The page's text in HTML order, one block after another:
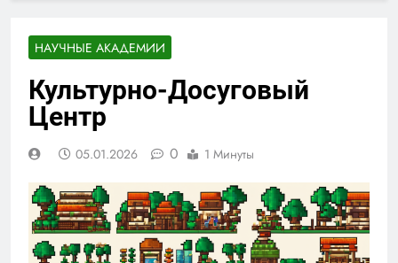
НАУЧНЫЕ АКАДЕМИИ
Культурно-Досуговый
Центр
05.01.2026 0 1 Минуты